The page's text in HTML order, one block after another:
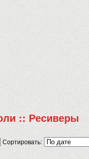
:: Ресиверы
Сортировать: